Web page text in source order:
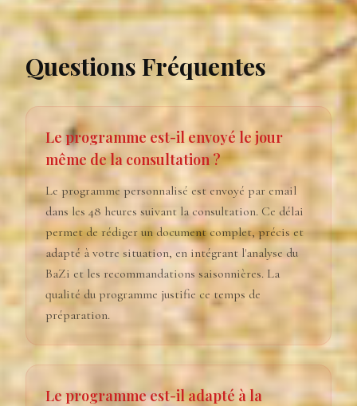
Questions Fréquentes
Le programme est-il envoyé le jour
même de la consultation ?
Le programme personnalisé est envoyé par email
dans les 48 heures suivant la consultation. Ce délai
permet de rédiger un document complet, précis et
adapté à votre situation, en intégrant l'analyse du
BaZi et les recommandations saisonnières. La
qualité du programme justifie ce temps de
préparation.
Le programme est-il adapté à la